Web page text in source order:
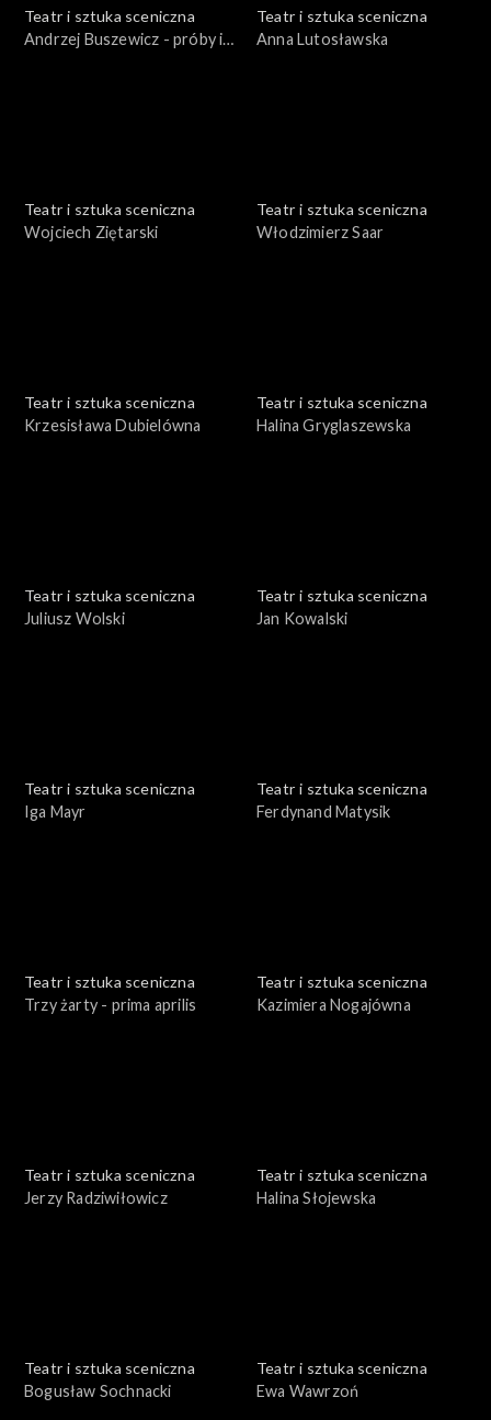
Teatr i sztuka sceniczna
Andrzej Buszewicz - próby i
Teatr i sztuka sceniczna
Anna Lutosławska
Teatr i sztuka sceniczna
Wojciech Ziętarski
Teatr i sztuka sceniczna
Włodzimierz Saar
Teatr i sztuka sceniczna
Krzesisława Dubielówna
Teatr i sztuka sceniczna
Halina Gryglaszewska
Teatr i sztuka sceniczna
Juliusz Wolski
Teatr i sztuka sceniczna
Jan Kowalski
Teatr i sztuka sceniczna
Iga Mayr
Teatr i sztuka sceniczna
Ferdynand Matysik
Teatr i sztuka sceniczna
Trzy żarty - prima aprilis
Teatr i sztuka sceniczna
Kazimiera Nogajówna
Teatr i sztuka sceniczna
Jerzy Radziwiłowicz
Teatr i sztuka sceniczna
Halina Słojewska
Teatr i sztuka sceniczna
Bogusław Sochnacki
Teatr i sztuka sceniczna
Ewa Wawrzoń